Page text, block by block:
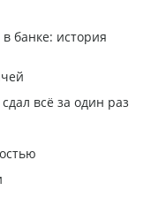
банке: история
всё за один раз